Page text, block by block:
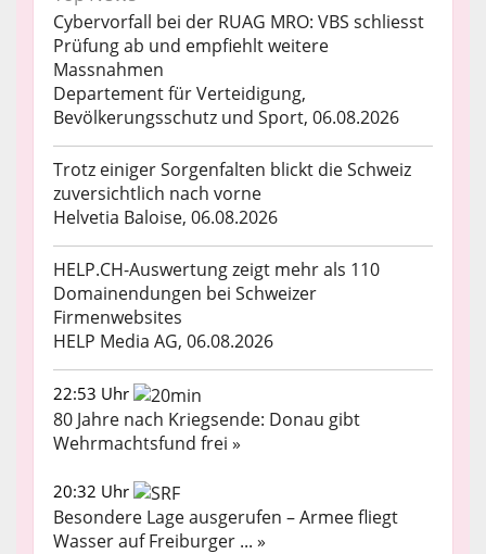
Cybervorfall bei der RUAG MRO: VBS schliesst
Prüfung ab und empfiehlt weitere
Massnahmen
Departement für Verteidigung,
Bevölkerungsschutz und Sport, 06.08.2026
Trotz einiger Sorgenfalten blickt die Schweiz
zuversichtlich nach vorne
Helvetia Baloise, 06.08.2026
HELP.CH-Auswertung zeigt mehr als 110
Domainendungen bei Schweizer
Firmenwebsites
HELP Media AG, 06.08.2026
22:53 Uhr
80 Jahre nach Kriegsende: Donau gibt
Wehrmachtsfund frei »
20:32 Uhr
Besondere Lage ausgerufen – Armee fliegt
Wasser auf Freiburger ... »